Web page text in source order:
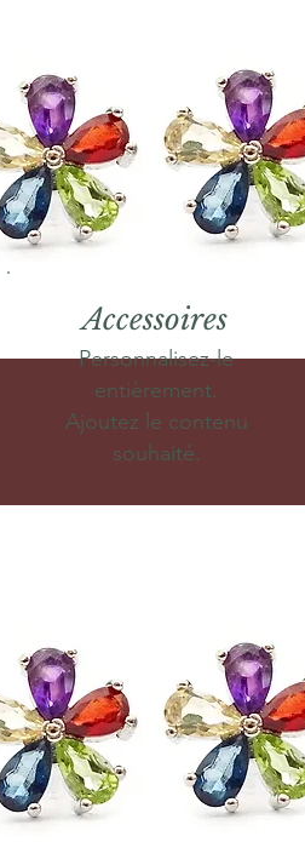
Accessoires
Personnalisez-le
entièrement.
Ajoutez le contenu
souhaité.